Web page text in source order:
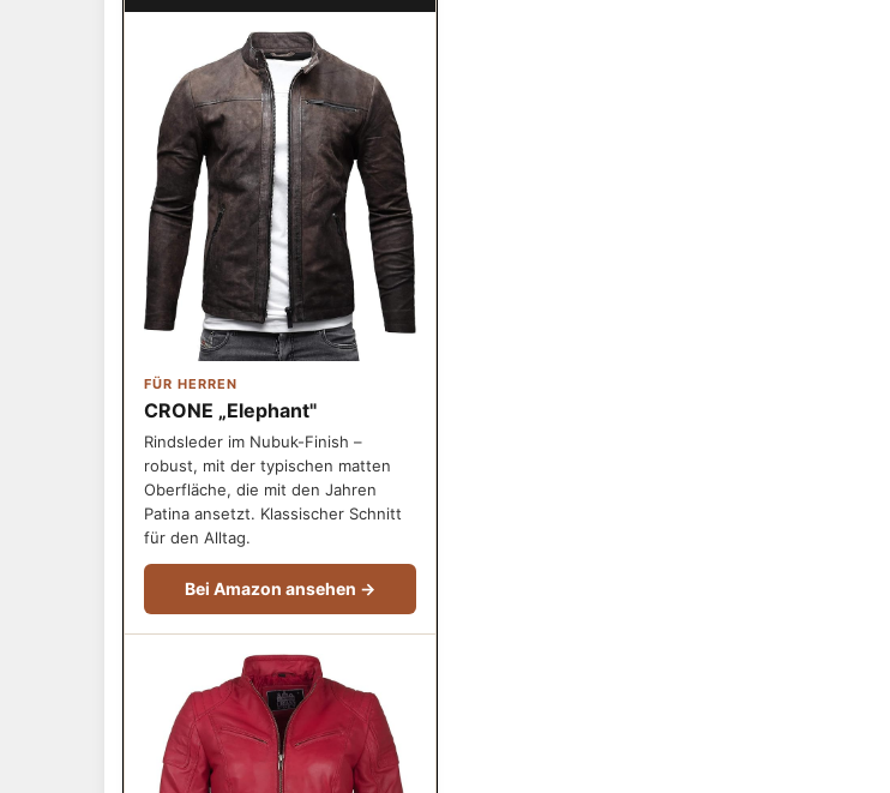
FÜR HERREN
CRONE „Elephant"
Rindsleder im Nubuk-Finish –
robust, mit der typischen matten
Oberfläche, die mit den Jahren
Patina ansetzt. Klassischer Schnitt
für den Alltag.
Bei Amazon ansehen →